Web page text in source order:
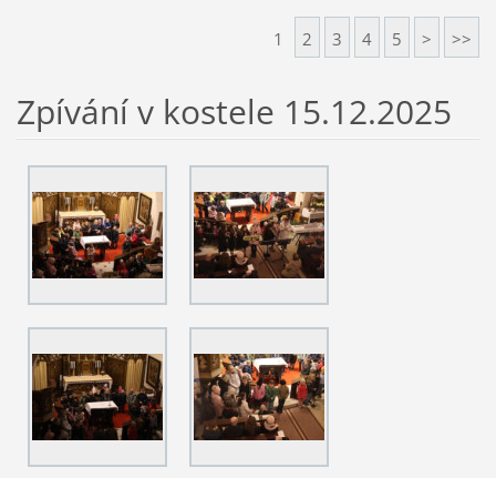
1 2 3 4 5 > >>
Zpívání v kostele 15.12.2025